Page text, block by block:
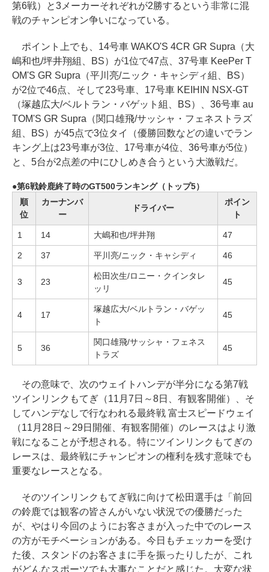
第6戦）と3メーカーそれぞれが2勝するという非常に混
戦のチャンピオン争いになっている。
ポイント上でも、14号車 WAKO'S 4CR GR Supra（大
嶋和也/坪井翔組、BS）が1位で47点、37号車 KeePer T
OM'S GR Supra（平川亮/ニック・キャシディ組、BS）
が2位で46点、そして23号車、17号車 KEIHIN NSX-GT
（塚越広大/ベルトラン・バゲット組、BS）、36号車 au
TOM'S GR Supra（関口雄飛/サッシャ・フェネストラズ
組、BS）が45点で3位タイ（優勝回数などの違いでラン
キング上は23号車が3位、17号車が4位、36号車が5位）
と、5台が2点差の中にひしめき合うという大激戦だ。
第6戦鈴鹿終了時のGT500ランキング（トップ5）
順
位
カーナンバ
ー
ドライバー
ポイン
ト
1 14 大嶋和也/坪井翔 47
2 37 平川亮/ニック・キャシディ 46
3 23
松田次生/ロニー・クインタレ
ッリ
45
4 17
塚越広大/ベルトラン・バゲッ
ト
45
5 36
関口雄飛/サッシャ・フェネス
トラズ
45
その意味で、次のウェイトハンデが半分になる第7戦
ツインリンクもてぎ（11月7日～8日、有観客開催）、そ
してハンデなしで行なわれる最終戦 富士スピードウェイ
（11月28日～29日開催、有観客開催）のレースはより激
戦になることが予想される。特にツインリンクもてぎの
レースは、最終戦にチャンピオンの権利を残す意味でも
重要なレースとなる。
そのツインリンクもてぎ戦に向けて松田選手は「前回
の鈴鹿では観客の皆さんがいない状況での優勝だった
が、やはり今回のようにお客さまが入った中でのレース
の方がモチベーションがある。今日もチェッカーを受け
た後、スタンドのお客さまに手を振ったりしたが、これ
がどんなスポーツでも大事なことだと感じた。大変な状